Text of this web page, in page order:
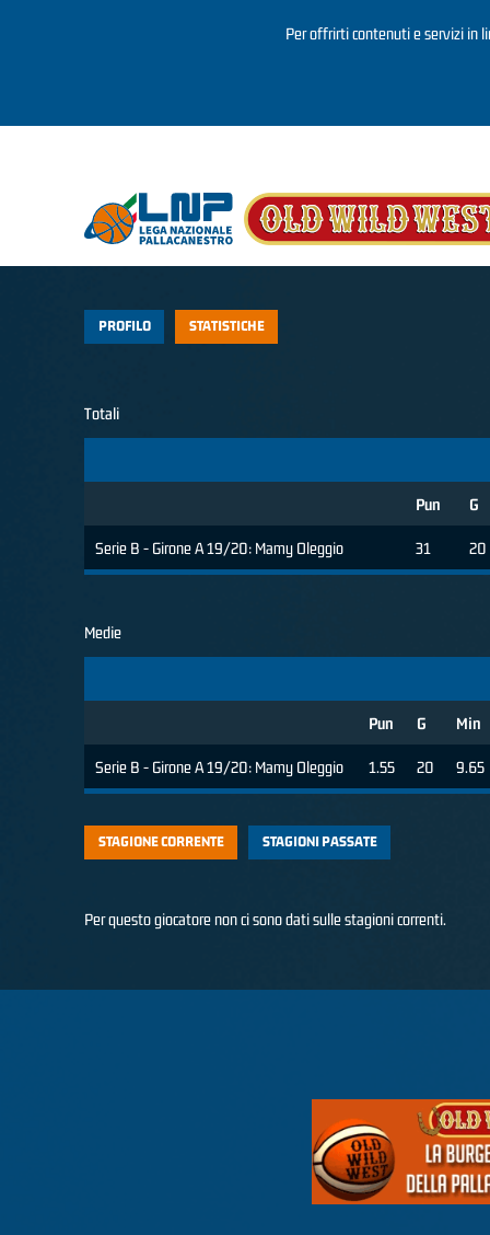
Per offrirti contenuti e servizi in
PROFILO STATISTICHE
Totali
Pun G
Serie B - Girone A 19/20: Mamy Oleggio 31 20
Medie
Pun G Min
Serie B - Girone A 19/20: Mamy Oleggio 1.55 20 9.65
STAGIONE CORRENTE STAGIONI PASSATE
Per questo giocatore non ci sono dati sulle stagioni correnti.